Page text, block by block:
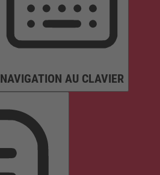
NAVIGATION AU CLAVIER